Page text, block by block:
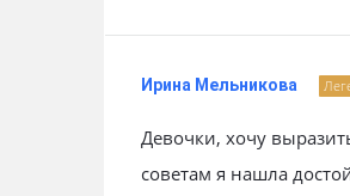
Ирина Мельникова
Девочки, хочу
советам я нашла